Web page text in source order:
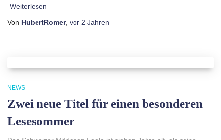
Weiterlesen
Von HubertRomer, vor 2 Jahren
NEWS
Zwei neue Titel für einen besonderen
Lesesommer